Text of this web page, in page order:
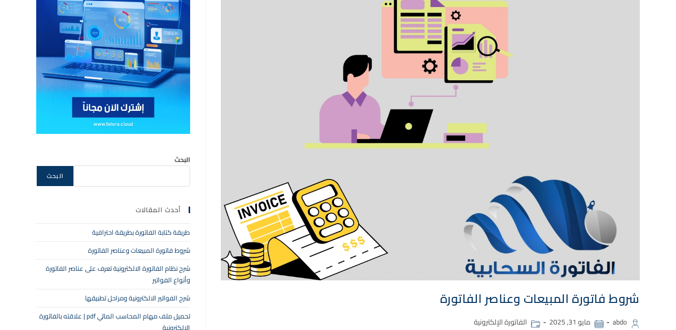
شروط فاتورة المبيعات وعناصر الفاتورة
abdo مايو 31, 2025 الفاتورة الإلكترونية
البحث
البحث
أحدث المقالات
طريقة كتابة الفاتورة بطريقة احترافية
شروط فاتورة المبيعات وعناصر الفاتورة
شرح نظام الفاتورة الالكترونية تعرف على عناصر الفاتورة
وأنواع الفواتير
شرح الفواتير الالكترونية ومراحل تطبيقها
تحميل ملف مهام المحاسب المالي pdf | علاقته بالفاتورة
الإلكترونية